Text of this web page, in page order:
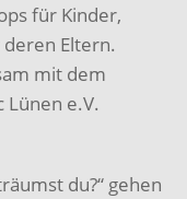
für Kinder,
Eltern.
mit dem
Lünen e.V.
du?“ gehen